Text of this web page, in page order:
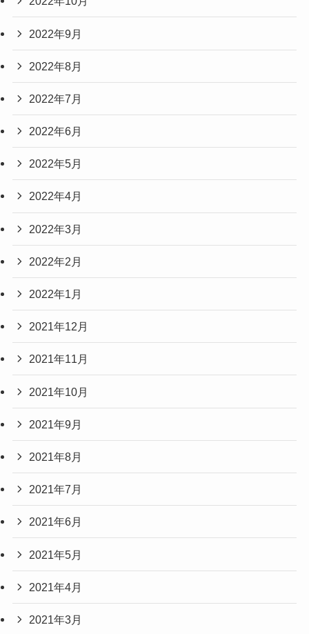
2022年9月
2022年8月
2022年7月
2022年6月
2022年5月
2022年4月
2022年3月
2022年2月
2022年1月
2021年12月
2021年11月
2021年10月
2021年9月
2021年8月
2021年7月
2021年6月
2021年5月
2021年4月
2021年3月